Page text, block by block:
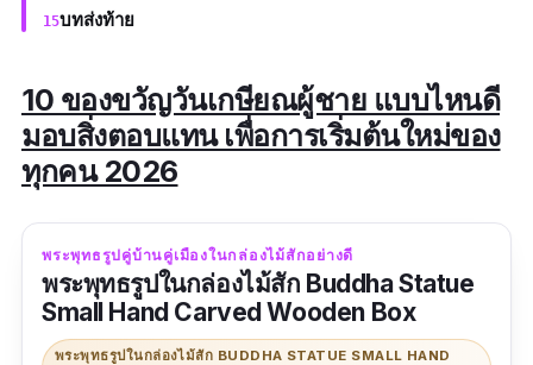
บทส่งท้าย
10 ของขวัญวันเกษียณผู้ชาย แบบไหนดี
มอบสิ่งตอบแทน เพื่อการเริ่มต้นใหม่ของ
ทุกคน 2026
พระพุทธรูปคู่บ้านคู่เมืองในกล่องไม้สักอย่างดี
พระพุทธรูปในกล่องไม้สัก Buddha Statue
Small Hand Carved Wooden Box
พระพุทธรูปในกล่องไม้สัก BUDDHA STATUE SMALL HAND